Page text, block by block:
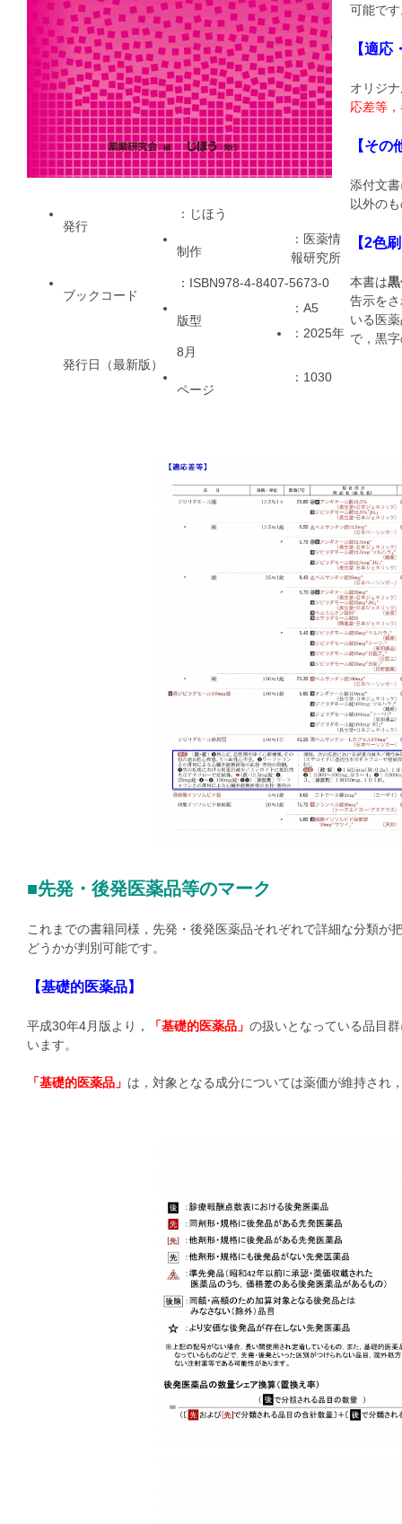
発行
：じほう
制作
：医薬情
報研究所
ブックコード
：ISBN978-4-8407-5673-0
版型
：A5
発行日（最新版）
：2025年
8月
ページ
：1030
可能で
【適応
オリジ
応差等
【その
添付文
以外の
【2色
本書は
告示を
いる医
で，黒
■先発・後発医薬品等のマーク
これまでの書籍同様，先発・後発医薬品それぞれで詳細な分類が
どうかが判別可能です。
【基礎的医薬品】
平成30年4月版より， 「基礎的医薬品」 の扱いとなっている品目
います。
「基礎的医薬品」 は，対象となる成分については薬価が維持され